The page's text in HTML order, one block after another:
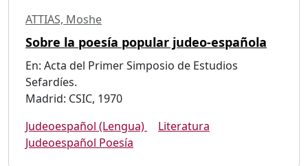
ATTIAS, Moshe
Sobre la poesía popular judeo-española
En: Acta del Primer Simposio de Estudios
Sefardíes.
Madrid: CSIC, 1970
Judeoespañol (Lengua)
Literatura
Judeoespañol Poesía